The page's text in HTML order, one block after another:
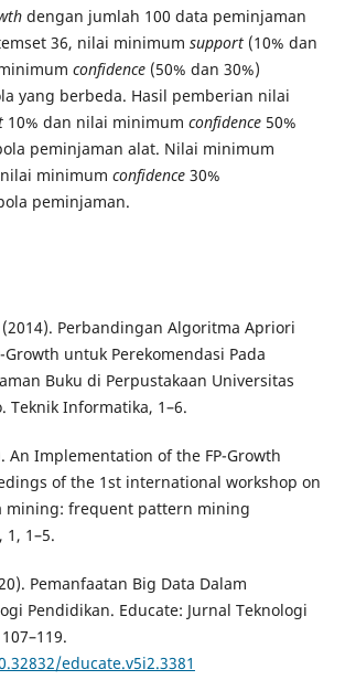
dengan jumlah 100 data peminjaman
36, nilai minimum support(10% dan
confidence(50% dan 30%)
yang berbeda. Hasil pemberian nilai
10% dan nilai minimum confidence50%
peminjaman alat. Nilai minimum
minimum confidence30%
peminjaman.
Perbandingan Algoritma Apriori
untuk Perekomendasi Pada
Buku di Perpustakaan Universitas
Teknik Informatika, 1–6.
An Implementation of the FP-Growth
of the 1st international workshop on
mining: frequent pattern mining
1–5.
Pemanfaatan Big Data Dalam
Pendidikan. Educate: Jurnal Teknologi
educate.v5i2.3381